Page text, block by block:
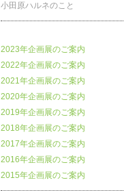
小田原ハルネのこと
2023年企画展のご案内
2022年企画展のご案内
2021年企画展のご案内
2020年企画展のご案内
2019年企画展のご案内
2018年企画展のご案内
2017年企画展のご案内
2016年企画展のご案内
2015年企画展のご案内